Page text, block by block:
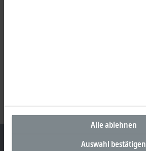
Alle ablehnen
Auswahl bestätigen